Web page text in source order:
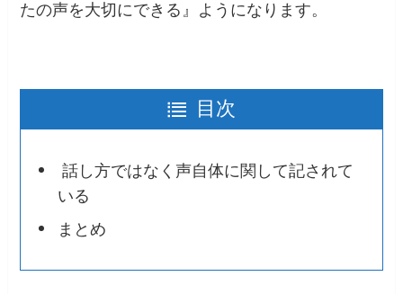
たの声を大切にできる』ようになります。
目次
話し方ではなく声自体に関して記されて
いる
まとめ